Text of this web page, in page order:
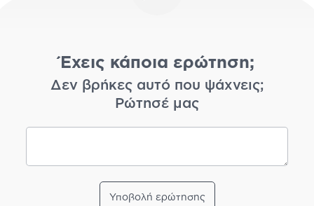
Έχεις κάποια ερώτηση;
Δεν βρήκες αυτό που ψάχνεις;
Ρώτησέ μας
Υποβολή ερώτησης